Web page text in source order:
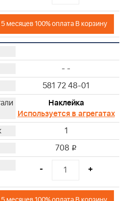
месяцев 100% оплата В корзину
- -
581 72 48-01
Наклейка
Используется в агрегатах
1
708 i
- +